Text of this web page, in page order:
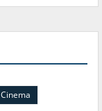
Cinema